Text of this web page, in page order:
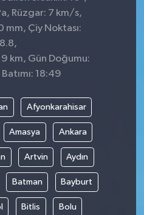
Rüzgar: 7 km/s,
mm, Çiy Noktası:
8.8,
km, Gün Doğumu:
18:49
Afyonkarahisar
Amasya Ankara
Artvin Aydın
Batman Bayburt
Bitlis Bolu